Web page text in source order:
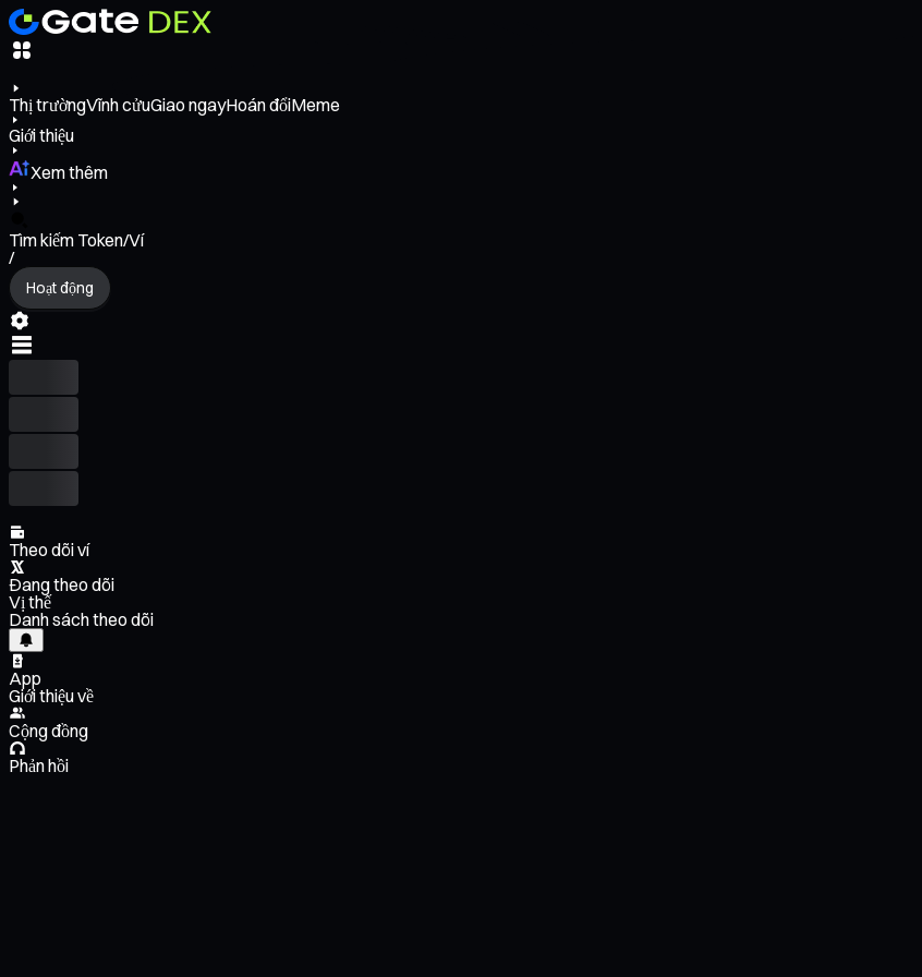
Thị trườngVĩnh cửuGiao ngayHoán đổiMeme
Giới thiệu
Xem thêm
Tìm kiếm Token/Ví
/
Hoạt động
Theo dõi ví
Đang theo dõi
Vị thế
Danh sách theo dõi
App
Giới thiệu về
Cộng đồng
Phản hồi